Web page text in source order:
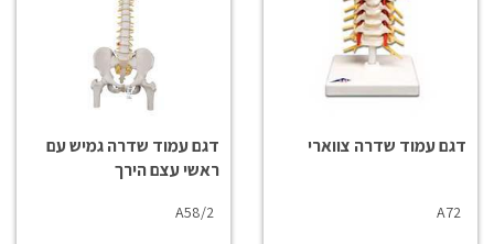
דגם עמוד שדרה צווארי
A72
דגם עמוד שדרה גמיש עם
ראשי עצם הירך
A58/2